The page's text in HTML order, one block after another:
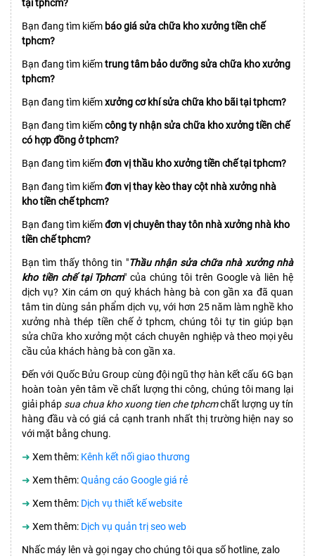
tại tphcm?
Bạn đang tìm kiếm báo giá sửa chữa kho xưởng tiền chế
tphcm?
Bạn đang tìm kiếmtrung tâm bảo dưỡng sửa chữa kho xưởng
tphcm?
Bạn đang tìm kiếmxưởng cơ khí sửa chữa kho bãi tại tphcm?
Bạn đang tìm kiếmcông ty nhận sửa chữa kho xưởng tiền chế
có hợp đồng ở tphcm?
Bạn đang tìm kiếmđơn vị thầu kho xưởng tiền chế tại tphcm?
Bạn đang tìm kiếmđơn vị thay kèo thay cột nhà xưởng nhà
kho tiền chế tphcm?
Bạn đang tìm kiếmđơn vị chuyên thay tôn nhà xưởng nhà kho
tiền chế tphcm?
Bạn tìm thấy thông tin "Thầu nhận sửa chữa nhà xưởng nhà
kho tiền chế tại Tphcm" của chúng tôi trên Google và liên hệ
dịch vụ? Xin cám ơn quý khách hàng bà con gần xa đã quan
tâm tin dùng sản phẩm dịch vụ, với hơn 25 năm làm nghề kho
xưởng nhà thép tiền chế ở tphcm, chúng tôi tự tin giúp bạn
sửa chữa kho xưởng một cách chuyên nghiệp và theo mọi yêu
cầu của khách hàng bà con gần xa.
Đến với Quốc Bửu Group cùng đội ngũ thợ hàn kết cấu 6G bạn
hoàn toàn yên tâm về chất lượng thi công, chúng tôi mang lại
giải pháp sua chua kho xuong tien che tphcmchất lượng uy tín
hàng đầu và có giá cả cạnh tranh nhất thị trường hiện nay so
với mặt bằng chung.
➜ Xem thêm: Kênh kết nối giao thương
➜ Xem thêm:Quảng cáo Google giá rẻ
➜ Xem thêm: Dịch vụ thiết kế website
➜ Xem thêm: Dịch vụ quản trị seo web
Nhấc máy lên và gọi ngay cho chúng tôi qua số hotline, zalo